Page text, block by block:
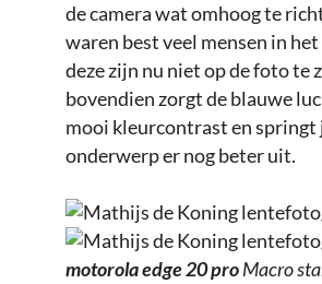
de camera wat omhoog te
waren best veel mensen in
deze zijn nu niet op de foto te
bovendien zorgt de blauwe
mooi kleurcontrast en springt
onderwerp er nog beter uit.
motorola edge 20 proMacro